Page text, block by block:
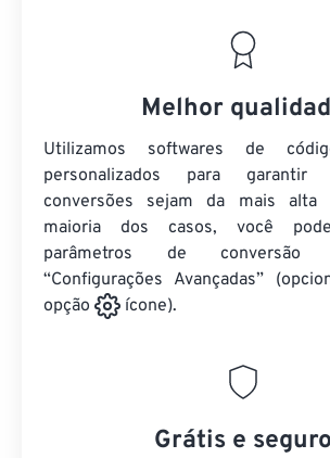
Melhor
Utilizamos softwares de
personalizados para garantir
conversões sejam da mais alta
maioria dos casos, você
parâmetros de conversão
“Configurações Avançadas”
opção
ícone).
Grátis e seguro